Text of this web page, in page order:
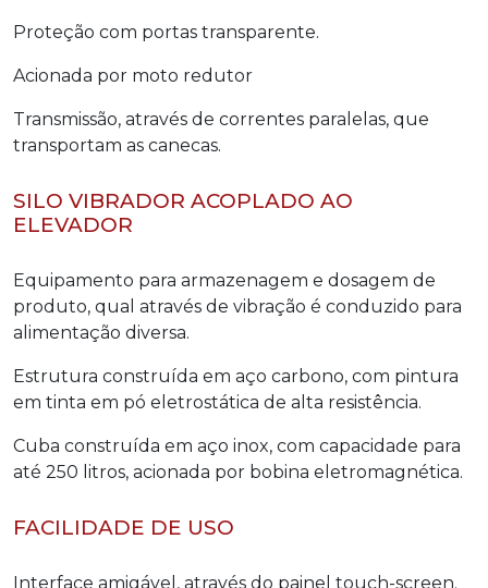
Proteção com portas transparente.
Acionada por moto redutor
Transmissão, através de correntes paralelas, que
transportam as canecas.
SILO VIBRADOR ACOPLADO AO
ELEVADOR
Equipamento para armazenagem e dosagem de
produto, qual através de vibração é conduzido para
alimentação diversa.
Estrutura construída em aço carbono, com pintura
em tinta em pó eletrostática de alta resistência.
Cuba construída em aço inox, com capacidade para
até 250 litros, acionada por bobina eletromagnética.
FACILIDADE DE USO
Interface amigável, através do painel touch-screen.